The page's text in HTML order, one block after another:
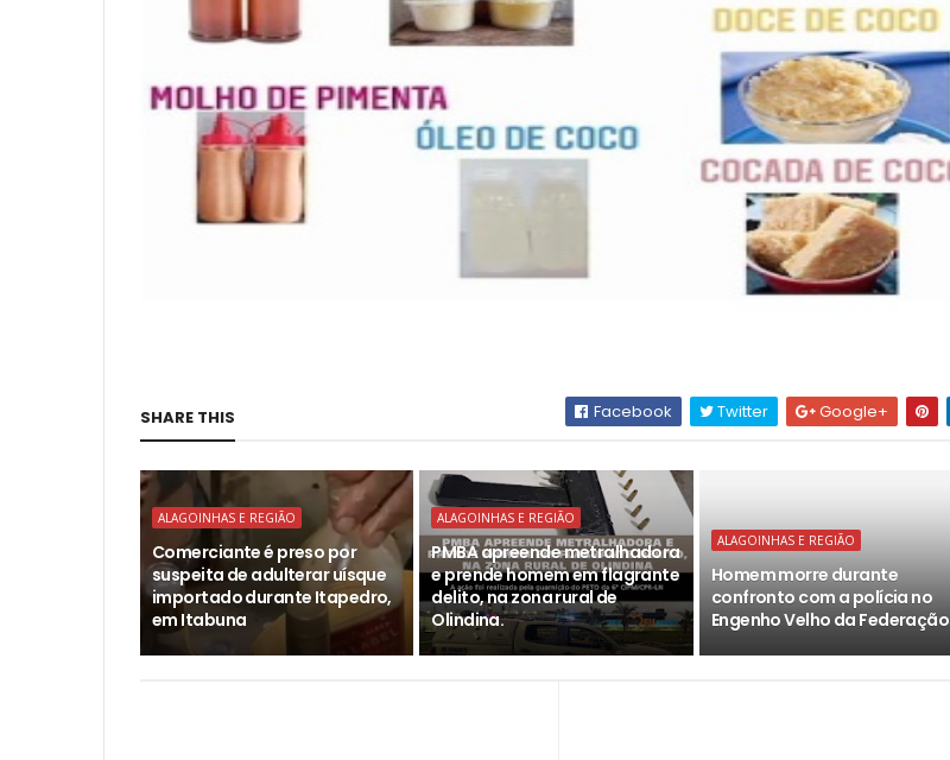
SHARE THIS Facebook Twitter Google+
ALAGOINHAS E REGIÃO
Comerciante é preso por
suspeita de adulterar uísque
importado durante Itapedro,
em Itabuna
ALAGOINHAS E REGIÃO
PMBA apreende metralhadora
e prende homem em flagrante
delito, na zona rural de
Olindina.
ALAGOINHAS E REGIÃO
Homem morre durante
confronto com a polícia no
Engenho Velho da Federação